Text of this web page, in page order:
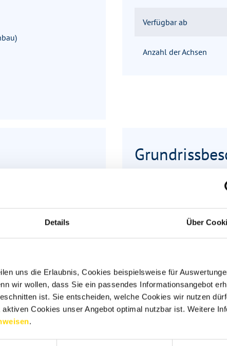
Details Über
uns die Erlaubnis, Cookies beispielsweise für
wir wollen, dass Sie ein passendes Informationsangebot
ist. Sie entscheiden, welche Cookies wir nutzen
Cookies unser Angebot optimal nutzbar ist. Weitere
.
Verfügbar ab
Anzahl der Achsen